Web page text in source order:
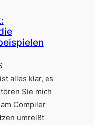
alles klar, es
Sie mich
Compiler
umreißt